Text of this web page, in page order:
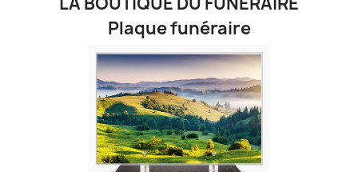
Plaque funéraire